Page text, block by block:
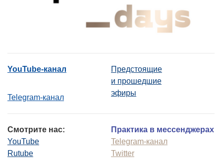
YouTube-канал
Telegram-канал
Предстоящие
и прошедшие
эфиры
Смотрите нас:
YouTube
Rutube
Практика в мессенджерах
Telegram-канал
Twitter